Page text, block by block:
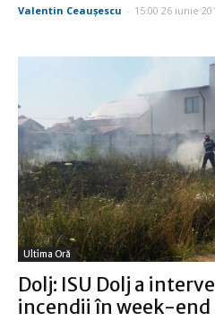
Valentin Ceauşescu - 15:00 26 iunie
Ultima Oră
Dolj: ISU Dolj a
incendii în week-end